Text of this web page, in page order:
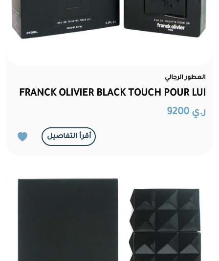
العطور الرجالي
FRANCK OLIVIER BLACK TOUCH POUR LUI
ر.ي 9200
أقرأ التفاصيل